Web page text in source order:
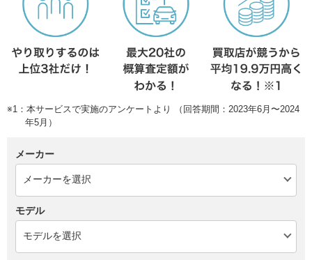
※1：本サービスで実施のアンケートより （回答期間：2023年6月〜2024
年5月）
メーカー
モデル